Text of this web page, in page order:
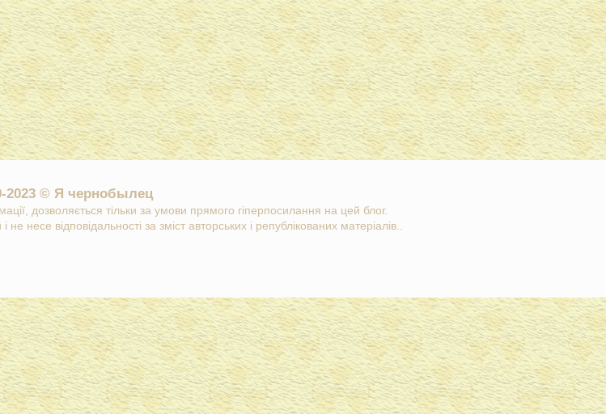
2023 © Я чернобылец
дозволяється тільки за умови прямого гіперпосилання на цей блог.
несе відповідальності за зміст авторських і републікованих матеріалів..